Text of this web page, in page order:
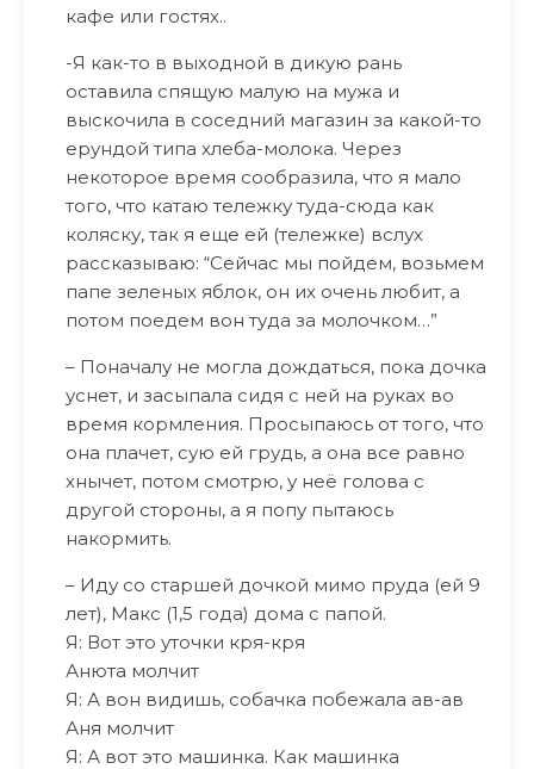
кафе или гостях..
-Я как-то в выходной в дикую рань
оставила спящую малую на мужа и
выскочила в соседний магазин за какой-то
ерундой типа хлеба-молока. Через
некоторое время сообразила, что я мало
того, что катаю тележку туда-сюда как
коляску, так я еще ей (тележке) вслух
рассказываю: “Сейчас мы пойдем, возьмем
папе зеленых яблок, он их очень любит, а
потом поедем вон туда за молочком…”
– Поначалу не могла дождаться, пока дочка
уснет, и засыпала сидя с ней на руках во
время кормления. Просыпаюсь от того, что
она плачет, сую ей грудь, а она все равно
хнычет, потом смотрю, у неё голова с
другой стороны, а я попу пытаюсь
накормить.
– Иду со старшей дочкой мимо пруда (ей 9
лет), Макс (1,5 года) дома с папой.
Я: Вот это уточки кря-кря
Анюта молчит
Я: А вон видишь, собачка побежала ав-ав
Аня молчит
Я: А вот это машинка. Как машинка